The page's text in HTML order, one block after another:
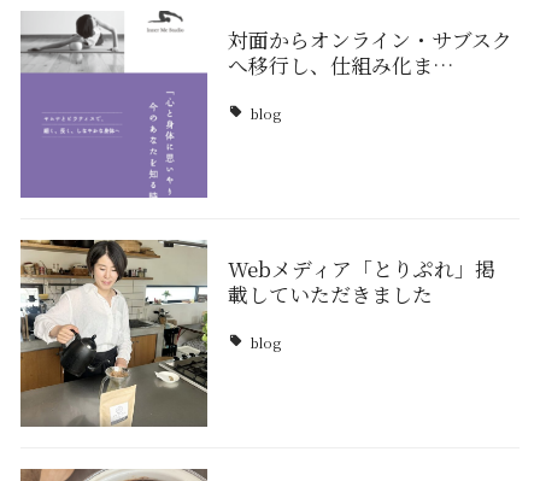
対面からオンライン・サブスク
へ移行し、仕組み化ま…
blog
Webメディア「とりぷれ」掲
載していただきました
blog